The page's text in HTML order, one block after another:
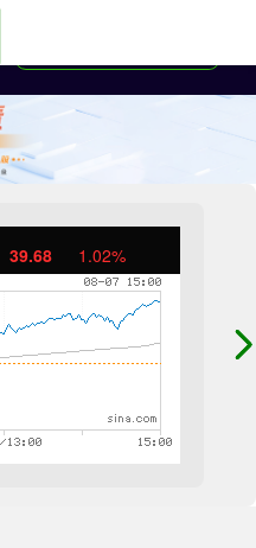
39.68 1.02%